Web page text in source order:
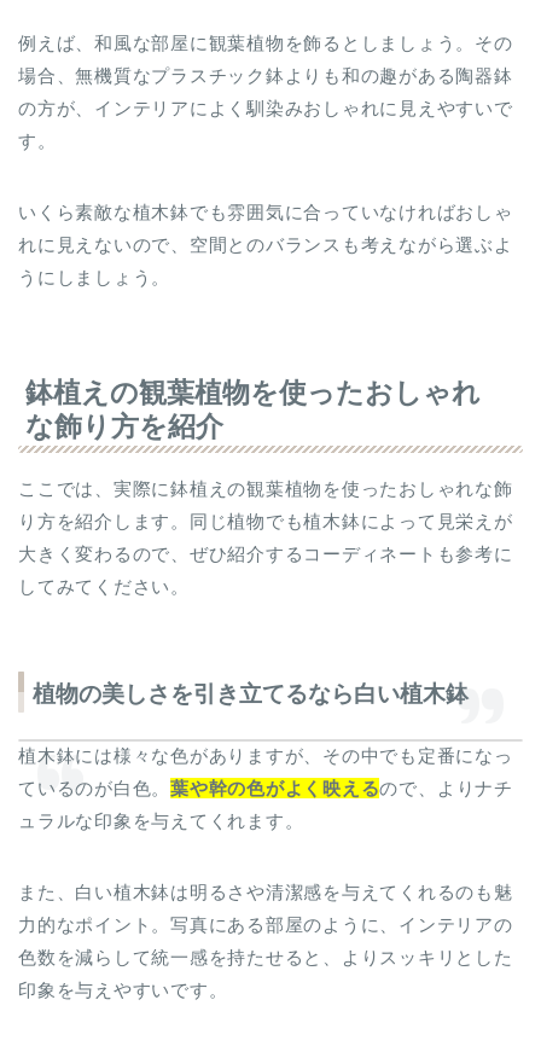
例えば、和風な部屋に観葉植物を飾るとしましょう。その
場合、無機質なプラスチック鉢よりも和の趣がある陶器鉢
の方が、インテリアによく馴染みおしゃれに見えやすいで
す。
いくら素敵な植木鉢でも雰囲気に合っていなければおしゃ
れに見えないので、空間とのバランスも考えながら選ぶよ
うにしましょう。
鉢植えの観葉植物を使ったおしゃれ
な飾り方を紹介
ここでは、実際に鉢植えの観葉植物を使ったおしゃれな飾
り方を紹介します。同じ植物でも植木鉢によって見栄えが
大きく変わるので、ぜひ紹介するコーディネートも参考に
してみてください。
植物の美しさを引き立てるなら白い植木鉢
植木鉢には様々な色がありますが、その中でも定番になっ
ているのが白色。葉や幹の色がよく映えるので、よりナチ
ュラルな印象を与えてくれます。
また、白い植木鉢は明るさや清潔感を与えてくれるのも魅
力的なポイント。写真にある部屋のように、インテリアの
色数を減らして統一感を持たせると、よりスッキリとした
印象を与えやすいです。